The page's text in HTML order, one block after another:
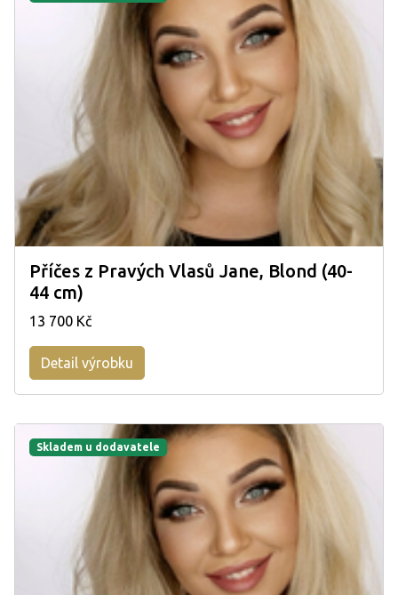
Příčes z Pravých Vlasů Jane, Blond (40-
44 cm)
13 700 Kč
Detail výrobku
Skladem u dodavatele